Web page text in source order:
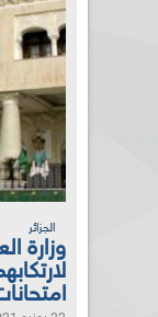
الجزائر